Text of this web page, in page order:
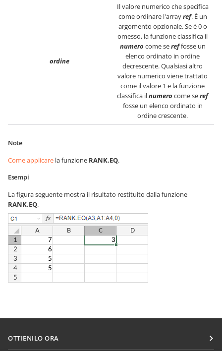
ordine
Il valore numerico che specifica
come ordinare l'arrayref. È un
argomento opzionale. Se è 0 o
omesso, la funzione classifica il
numero come sereffosse un
elenco ordinato in ordine
decrescente. Qualsiasi altro
valore numerico viene trattato
come il valore 1 e la funzione
classifica ilnumero come seref
fosse un elenco ordinato in
ordine crescente.
Note
Come applicare la funzione RANK.EQ.
Esempi
La figura seguente mostra il risultato restituito dalla funzione
RANK.EQ.
OTTIENILO ORA